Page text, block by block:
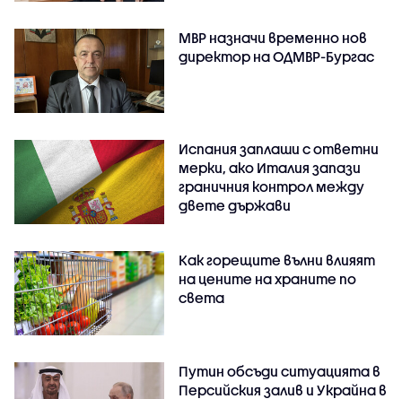
МВР назначи временно нов
директор на ОДМВР-Бургас
Испания заплаши с ответни
мерки, ако Италия запази
граничния контрол между
двете държави
Как горещите вълни влияят
на цените на храните по
света
Путин обсъди ситуацията в
Персийския залив и Украйна в